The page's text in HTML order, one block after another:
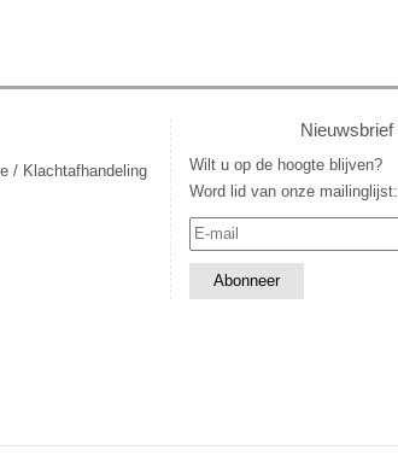
/ Klachtafhandeling
Nieuwsbrief
Wilt u op de hoogte blijven?
Word lid van onze mailinglijst: